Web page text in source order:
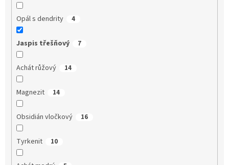
Opál s dendrity 4
Jaspis třešňový 7
Achát růžový 14
Magnezit 14
Obsidián vločkový 16
Tyrkenit 10